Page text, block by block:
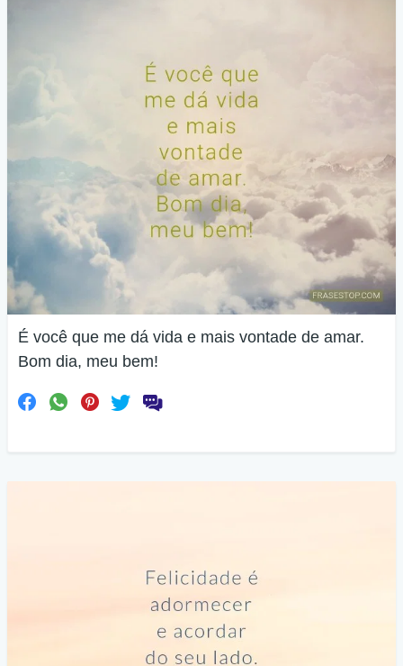
É você que me dá vida e mais vontade de amar.
Bom dia, meu bem!